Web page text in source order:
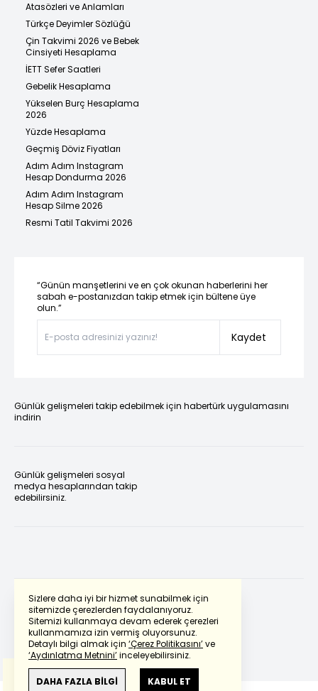
Sizlere daha iyi bir hizmet sunabilmek için
sitemizde çerezlerden faydalanıyoruz.
Sitemizi kullanmaya devam ederek çerezleri
kullanmamıza izin vermiş oluyorsunuz.
Detaylı bilgi almak için ‘Çerez Politikasını’ve
‘Aydınlatma Metnini’inceleyebilirsiniz.
DAHA FAZLA BİLGİ KABUL ET
Atasözleri ve Anlamları
Türkçe Deyimler Sözlüğü
Çin Takvimi 2026 ve Bebek
Cinsiyeti Hesaplama
İETT Sefer Saatleri
Gebelik Hesaplama
Yükselen Burç Hesaplama
2026
Yüzde Hesaplama
Geçmiş Döviz Fiyatları
Adım Adım Instagram
Hesap Dondurma 2026
Adım Adım Instagram
Hesap Silme 2026
Resmi Tatil Takvimi 2026
“Günün manşetlerini ve en çok okunan haberlerini her
sabah e-postanızdan takip etmek için bültene üye
olun.”
Kaydet
Günlük gelişmeleri takip edebilmek için habertürk uygulamasını
indirin
Günlük gelişmeleri sosyal
medya hesaplarından takip
edebilirsiniz.
Powered by Translate
Bu çevirideGoogle Transletekullanılmıştır.
Anlam ve çeviri hatalarından
haberturk.com